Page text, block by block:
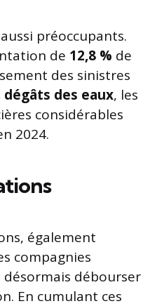
préoccupants.
de 12,8 % de
des sinistres
dégâts des eaux, les
considérables
2024.
également
compagnies
désormais débourser
En cumulant ces